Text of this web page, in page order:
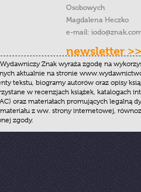
Osobowych
Magdalena Heczko
e-mail:
newsletter >>
Znak wyraża zgodę na
aktualnie na stronie
tekstu, biogramy autorów oraz opisy
w recenzjach książek, katalogach
oraz materiałach promujących legalną
z ww. strony internetowej,
zgody.